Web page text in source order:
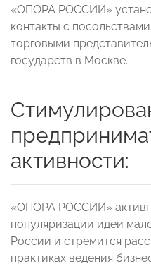
«ОПОРА РОССИИ»
контакты с
торговыми
государств в Москве.
активности:
«ОПОРА РОССИИ»
популяризации идеи
России и стремится
практиках ведения